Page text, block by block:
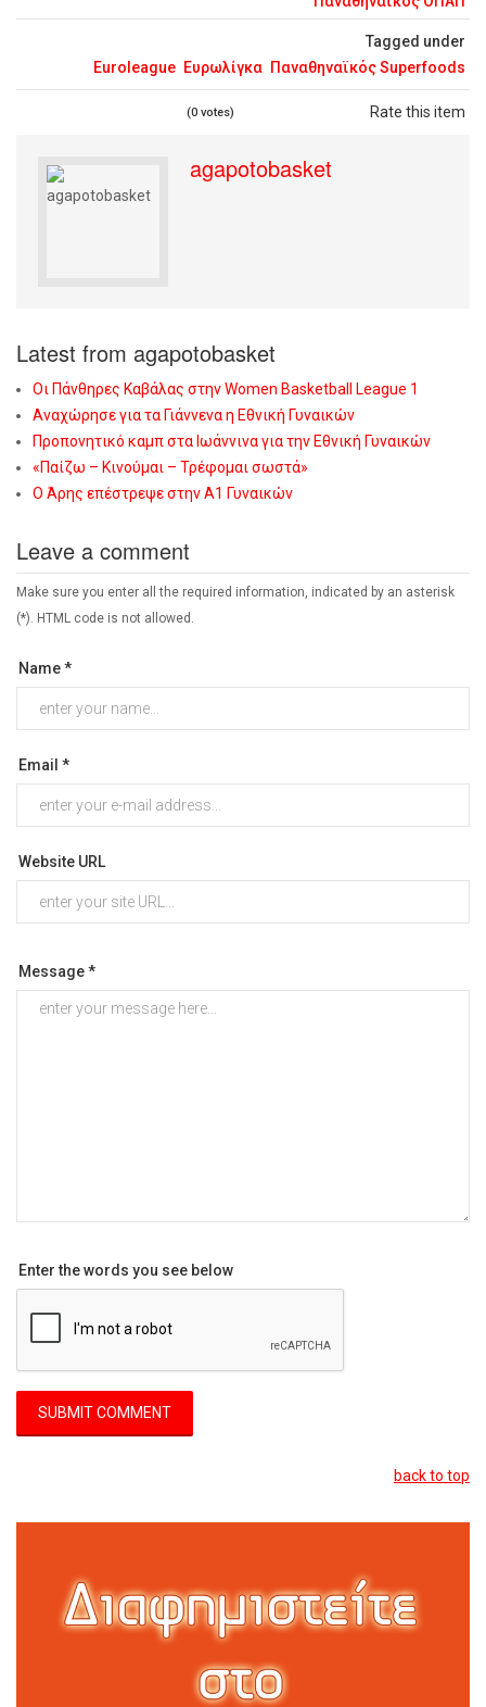
Tagged under
Euroleague Ευρωλίγκα Παναθηναϊκός Superfoods
Rate this item
(0 votes)
agapotobasket
Latest from agapotobasket
Οι Πάνθηρες Καβάλας στην Women Basketball League 1
Αναχώρησε για τα Γιάννενα η Εθνική Γυναικών
Προπονητικό καμπ στα Ιωάννινα για την Εθνική Γυναικών
«Παίζω – Κινούμαι – Τρέφομαι σωστά»
Ο Άρης επέστρεψε στην Α1 Γυναικών
Leave a comment
Make sure you enter all the required information, indicated by an asterisk
(*). HTML code is not allowed.
Name *
Email *
Website URL
Message *
Enter the words you see below
back to top